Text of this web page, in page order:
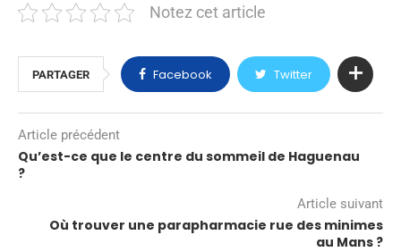
Notez cet article
PARTAGER Facebook Twitter
Article précédent
Qu’est-ce que le centre du sommeil de Haguenau
?
Article suivant
Où trouver une parapharmacie rue des minimes
au Mans ?